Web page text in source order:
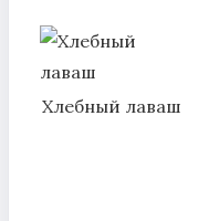
Хлебный лаваш